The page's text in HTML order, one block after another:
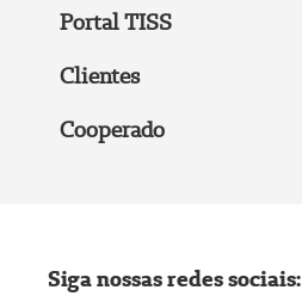
Portal TISS
Clientes
Cooperado
Siga nossas redes sociais: